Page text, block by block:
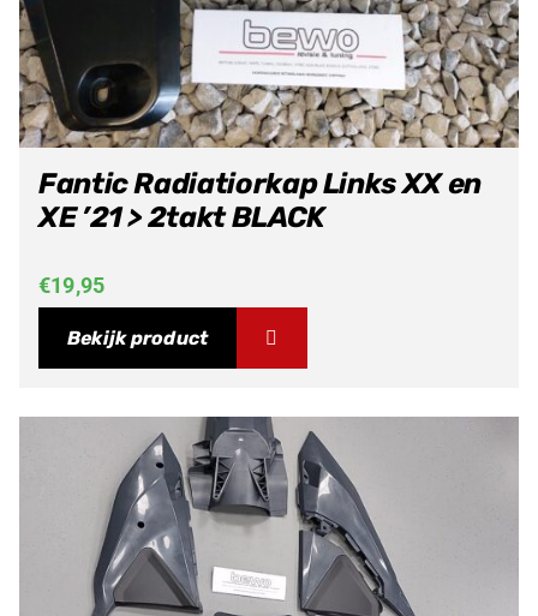
Fantic Radiatiorkap Links XX en
XE ’21 > 2takt BLACK
€19,95
Bekijk product